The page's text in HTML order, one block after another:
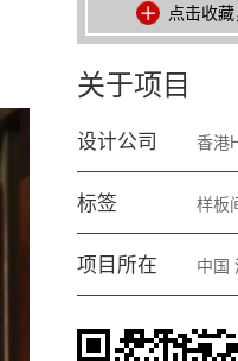
点击收
关于项目
设计公司 香港
标签 样板
项目所在 中国